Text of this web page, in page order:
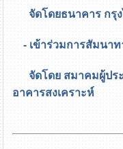
จัดโดยธนาคาร กรุง
- เข้าร่วมการสัมนาท
จัดโดย สมาคมผู้ปร
อาคารสงเคราะห์